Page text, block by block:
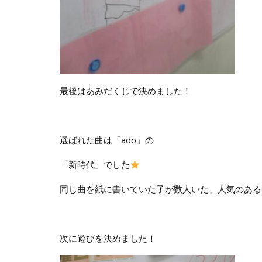
最後はあみだくじで決めました！
選ばれた曲は「ado」の
「新時代」でした
同じ曲を紙に書いていた子が数人いた、人気のあ
次に遊びを決めました！